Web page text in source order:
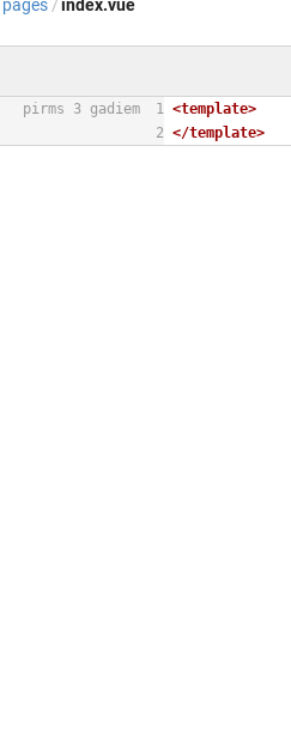
pages / index.vue
pirms 3 gadiem
1
2
<template>
</template>